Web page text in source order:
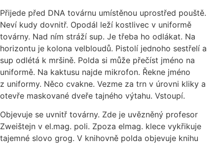
Přijede před DNA továrnu umístěnou uprostřed pouště.
Neví kudy dovnitř. Opodál leží kostlivec v uniformě
továrny. Nad ním stráží sup. Je třeba ho odlákat. Na
horizontu je kolona velbloudů. Pistolí jednoho sestřelí a
sup odlétá k mršině. Polda si může přečíst jméno na
uniformě. Na kaktusu najde mikrofon. Řekne jméno
z uniformy. Něco cvakne. Vezme za trn v úrovni kliky a
otevře maskované dveře tajného výtahu. Vstoupí.
Objevuje se uvnitř továrny. Zde je uvězněný profesor
Zweištejn v el.mag. poli. Zpoza elmag. klece vykřikuje
tajemné slovo grog. V knihovně polda objevuje knihu